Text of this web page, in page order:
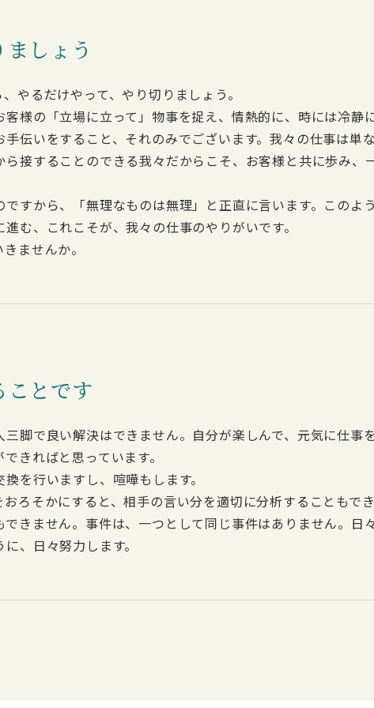
しょう
やるだけやって、やり切りましょう。
様の「立場に立って」物事を捉え、情熱的に、時には冷静
伝いをすること、それのみでございます。我々の仕事は単
ら接することのできる我々だからこそ、お客様と共に歩み、
すから、「無理なものは無理」と正直に言います。このよう
む、これこそが、我々の仕事のやりがいです。
ませんか。
ことです
脚で良い解決はできません。自分が楽しんで、元気に仕事
きればと思っています。
を行いますし、喧嘩もします。
ろそかにすると、相手の言い分を適切に分析することもでき
きません。事件は、一つとして同じ事件はありません。日
、日々努力します。